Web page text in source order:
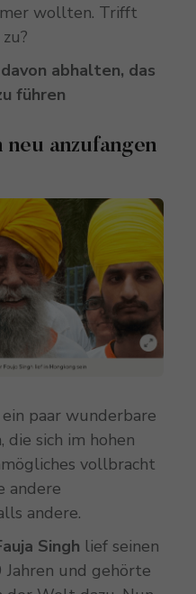
wollten. Trifft
abhalten, das
führen
neu anzufangen
paar wunderbare
die sich im hohen
vollbracht
andere
andere.
Singh lief seinen
und gehörte